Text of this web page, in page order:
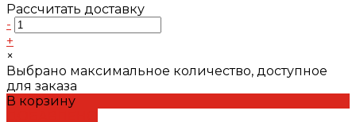
Рассчитать доставку
-
+
×
Выбрано максимальное количество, доступное
для заказа
В корзину